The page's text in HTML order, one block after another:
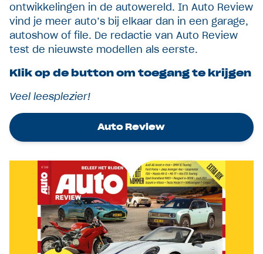
ontwikkelingen in de autowereld. In Auto Review
vind je meer auto’s bij elkaar dan in een garage,
autoshow of file. De redactie van Auto Review
test de nieuwste modellen als eerste.
Klik op de button om toegang te krijgen
Veel leesplezier!
Auto Review